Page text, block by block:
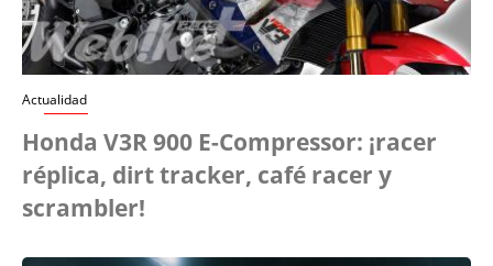
Actualidad
Honda V3R 900 E-Compressor: ¡racer
réplica, dirt tracker, café racer y
scrambler!